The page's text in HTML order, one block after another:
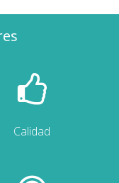
Calidad